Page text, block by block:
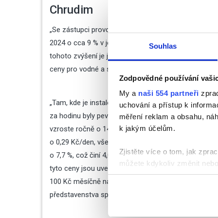
Souhlas
Zodpovědné používání
My a naši 554 partneři
uchování a přístup k
měření reklam a obsahu,
k jakým účelům.
Zjistěte více o tom, jak
můžete kdykoliv změnit
K personalizaci obsahu a
cookie. Informace o tom,
Chrudim
„Se zástupci provozovatele se nám podařilo
2024 o cca 9 % v jednosložkovém (celkovém)
tohoto zvýšení je již započítáno státem zvýšené
ceny pro vodné a stočné a navýšení cen se tak
„Tam, kde je instalován nejběžnější typ domovního
za hodinu byly pevné složky nově stanoveny ve
vzroste ročně o 147 Kč za odběrné místo tj. 0,40
o 0,29 Kč/den, vše včetně DPH 12 %. Cena
o 7,7 %, což činí 4,05 Kč/m3 , v případě stočného je
tyto ceny jsou uvedeny již včetně zvýšeného DPH.
100 Kč měsíčně navíc. To považujeme stále za
představenstva společnosti Vodovody a kanalizace